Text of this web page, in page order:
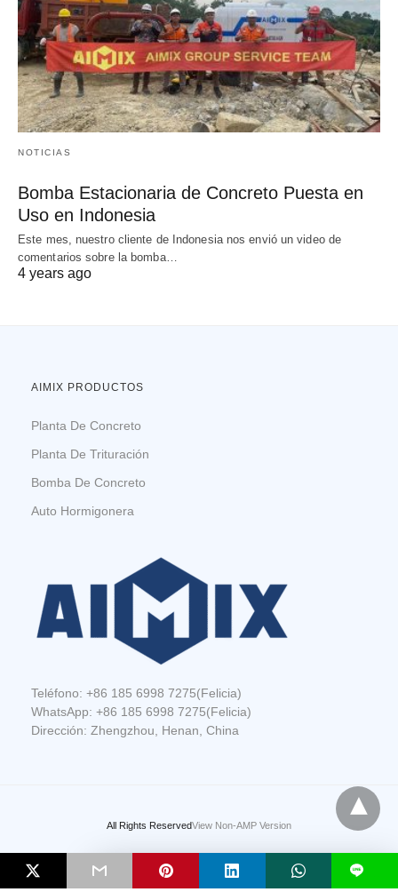
NOTICIAS
Bomba Estacionaria de Concreto Puesta en
Uso en Indonesia
Este mes, nuestro cliente de Indonesia nos envió un video de
comentarios sobre la bomba…
4 years ago
AIMIX PRODUCTOS
Planta De Concreto
Planta De Trituración
Bomba De Concreto
Auto Hormigonera
Teléfono: +86 185 6998 7275(Felicia)
WhatsApp: +86 185 6998 7275(Felicia)
Dirección: Zhengzhou, Henan, China
All Rights ReservedView Non-AMP Version
Envíenos Un Mensaje